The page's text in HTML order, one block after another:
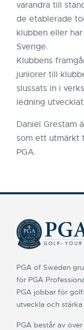
varandra till
de etablerade
klubben eller
Sverige.
Klubbens
juniorer till
slussats in i
ledning
Daniel Grestam
som ett utmärkt
PGA.
PGA of Sweden
för PGA
PGA jobbar för
utveckla och stärka
PGA består av